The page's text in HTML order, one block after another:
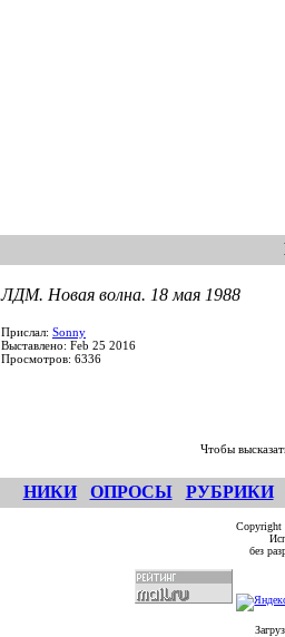
ЛДМ. Новая волна. 18 мая 1988
Прислал: Sonny
Выставлено: Feb 25 2016
Просмотров: 6336
Чтобы
НИКИ ОПРОСЫ РУБРИКИ
без